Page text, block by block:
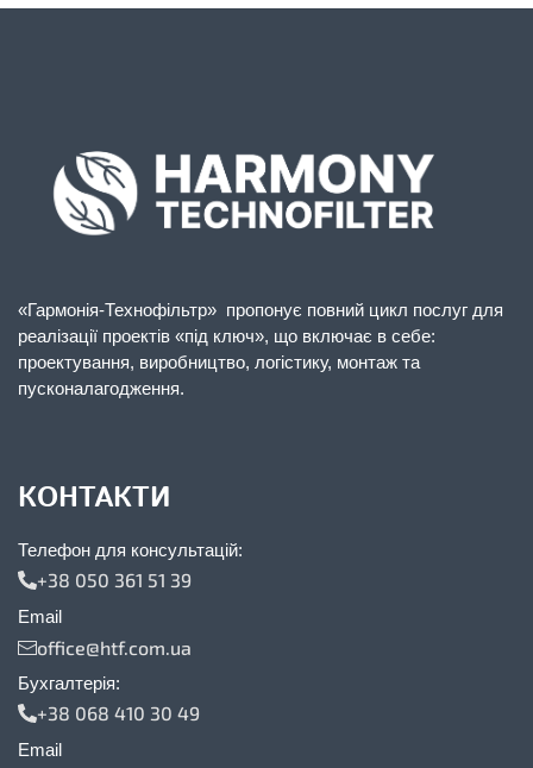
«Гармонія-Технофільтр» пропонує повний цикл послуг для
реалізації проектів «під ключ», що включає в себе:
проектування, виробництво, логістику, монтаж та
пусконалагодження.
КОНТАКТИ
Телефон для консультацій:
+38 050 361 51 39
Email
office@htf.com.ua
Бухгалтерія:
+38 068 410 30 49
Email